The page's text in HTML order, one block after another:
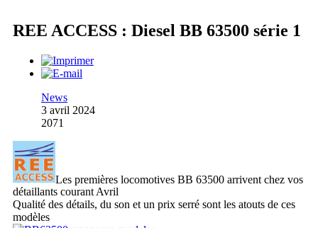
REE ACCESS : Diesel BB 63500 série 1
News
3 avril 2024
2071
Les premières locomotives BB 63500 arrivent chez vos
détaillants courant Avril
Qualité des détails, du son et un prix serré sont les atouts de ces
modèles